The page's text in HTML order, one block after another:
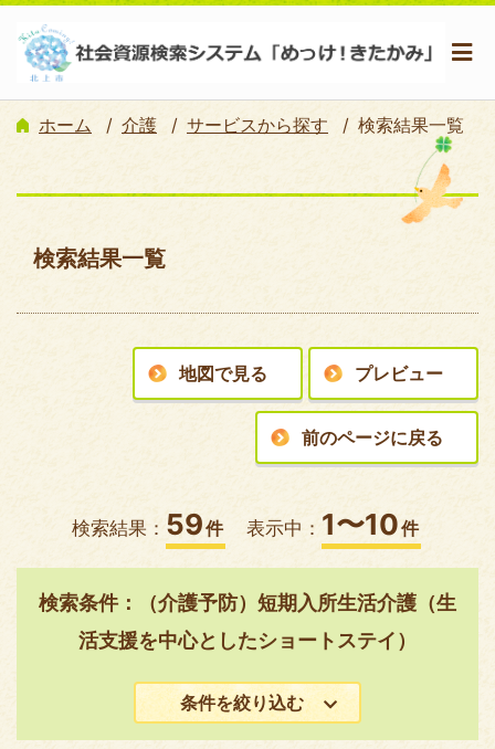
ホーム 介護 サービスから探す 検索結果一覧
検索結果一覧
地図で見る プレビュー
前のページに戻る
検索結果： 59件 表示中： 1〜10件
検索条件：（介護予防）短期入所生活介護（生
活支援を中心としたショートステイ）
条件を絞り込む